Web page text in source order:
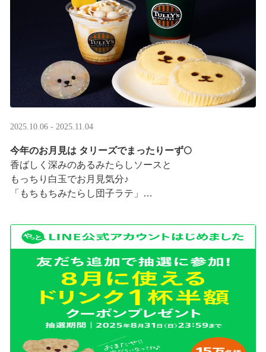
2025.10.06 - 2025.11.04
今年のお月見は タリーズでまったりーず🌕
香ばしく深みのあるみたらしソースと
もっちり白玉でお月見気分♪
「もちもちみたらし団子ラテ」
お月様をモチーフにした
まんまるベアフルも皆様のご来店をお待ちしていま ···